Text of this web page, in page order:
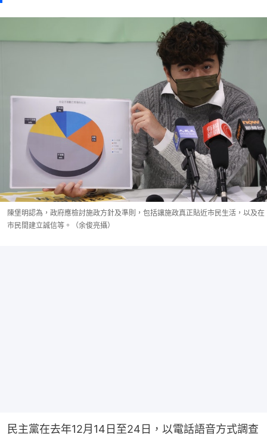
陳堡明認為，政府應檢討施政方針及準則，包括讓施政真正貼近市民生活，以及在
市民間建立誠信等。（余俊亮攝）
民主黨在去年12月14日至24日，以電話語音方式調查